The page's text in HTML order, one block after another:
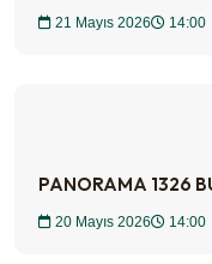
21 Mayıs 2026 14:00
PANORAMA 1326
20 Mayıs 2026 14:00